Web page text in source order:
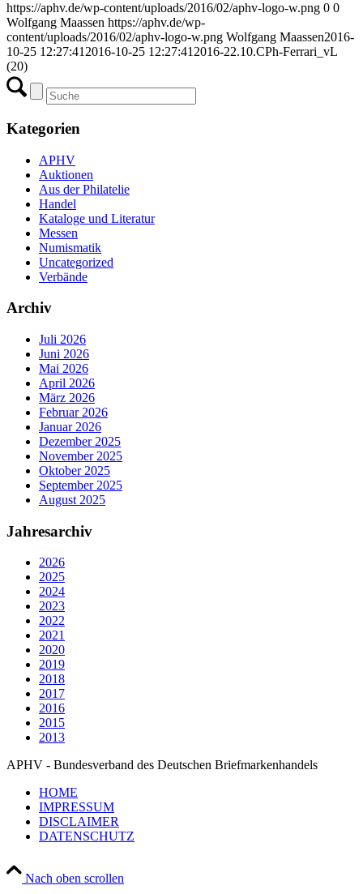
https://aphv.de/wp-content/uploads/2016/02/aphv-logo-w.png 0 0
Wolfgang Maassen https://aphv.de/wp-
content/uploads/2016/02/aphv-logo-w.png Wolfgang Maassen2016-
10-25 12:27:41 2016-10-25 12:27:41 2016-22.10.CPh-Ferrari_vL
(20)
Kategorien
APHV
Auktionen
Aus der Philatelie
Handel
Kataloge und Literatur
Messen
Numismatik
Uncategorized
Verbände
Archiv
Juli 2026
Juni 2026
Mai 2026
April 2026
März 2026
Februar 2026
Januar 2026
Dezember 2025
November 2025
Oktober 2025
September 2025
August 2025
Jahresarchiv
2026
2025
2024
2023
2022
2021
2020
2019
2018
2017
2016
2015
2013
APHV - Bundesverband des Deutschen Briefmarkenhandels
HOME
IMPRESSUM
DISCLAIMER
DATENSCHUTZ
Nach oben scrollen